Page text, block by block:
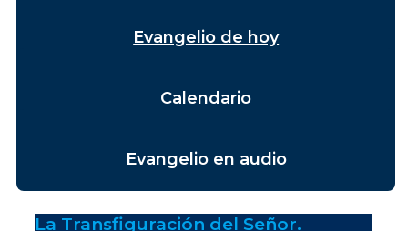
Evangelio de hoy
Calendario
Evangelio en audio
La Transfiguración del Señor.